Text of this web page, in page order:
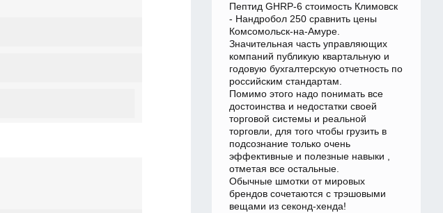
Пептид GHRP-6 стоимость Климовск
- Нандробол 250 сравнить цены
Комсомольск-на-Амуре.
Значительная часть управляющих
компаний публикую квартальную и
годовую бухгалтерскую отчетность по
российским стандартам.
Помимо этого надо понимать все
достоинства и недостатки своей
торговой системы и реальной
торговли, для того чтобы грузить в
подсознание только очень
эффективные и полезные навыки ,
отметая все остальные.
Обычные шмотки от мировых
брендов сочетаются с трэшовыми
вещами из секонд-хенда!